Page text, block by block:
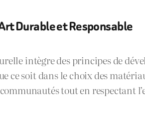
Durable et Responsable
intègre des principes de
ce soit dans le choix des
tout en respectant